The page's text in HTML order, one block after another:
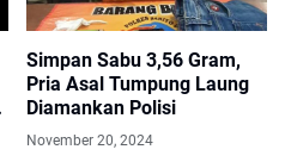
Simpan Sabu 3,56 Gram,
Pria Asal Tumpung Laung
Diamankan Polisi
November 20, 2024